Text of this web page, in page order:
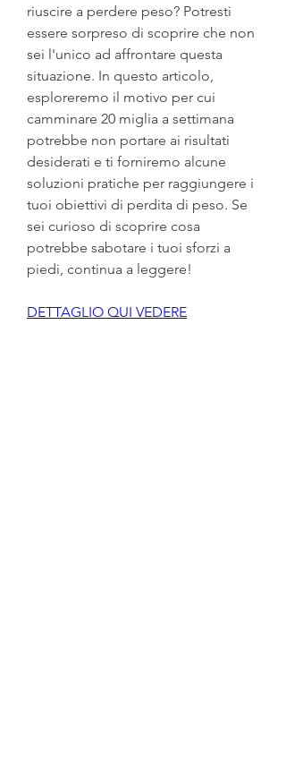
riuscire a perdere peso? Potresti
essere sorpreso di scoprire che non
sei l'unico ad affrontare questa
situazione. In questo articolo,
esploreremo il motivo per cui
camminare 20 miglia a settimana
potrebbe non portare ai risultati
desiderati e ti forniremo alcune
soluzioni pratiche per raggiungere i
tuoi obiettivi di perdita di peso. Se
sei curioso di scoprire cosa
potrebbe sabotare i tuoi sforzi a
piedi, continua a leggere!
DETTAGLIO QUI VEDERE